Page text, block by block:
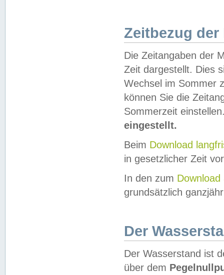
Zeitbezug der
Die Zeitangaben der
Zeit dargestellt. Dies
Wechsel im Sommer
können Sie die
Sommerzeit
eingestellt.
Beim Download
in gesetzlicher Zeit
In den zum Download
grundsätzlich
Der
Der Wasserstand ist
über dem